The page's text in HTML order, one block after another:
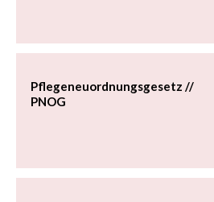
Pflegeneuordnungsgesetz //
PNOG